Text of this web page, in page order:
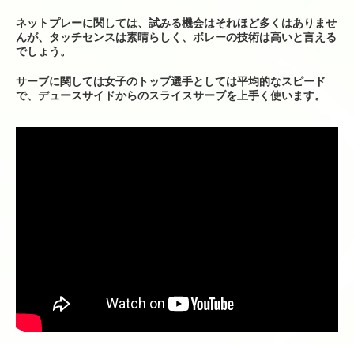
ネットプレーに関しては、試みる機会はそれほど多くはありませ
んが、タッチセンスは素晴らしく、ボレーの技術は高いと言える
でしょう。
サーブに関しては女子のトップ選手としては平均的なスピード
で、デュースサイドからのスライスサーブを上手く使います。